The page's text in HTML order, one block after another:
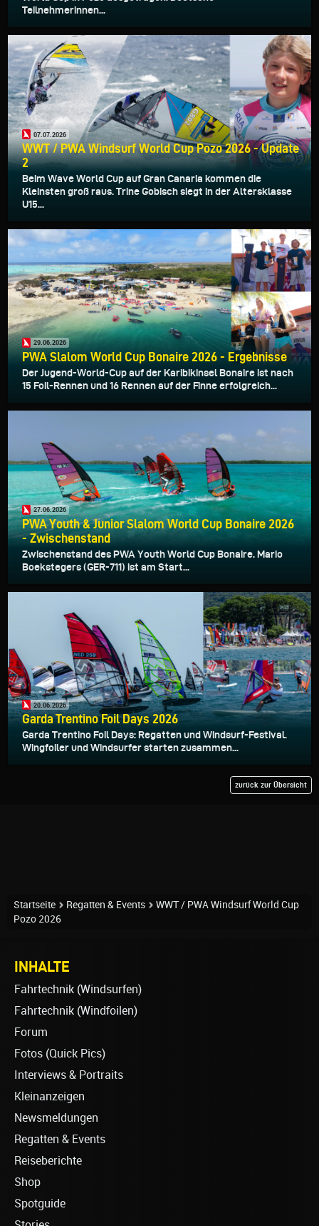
Teilnehmerinnen...
07.07.2026
WWT / PWA Windsurf World Cup Pozo 2026 - Update
2
Beim Wave World Cup auf Gran Canaria kommen die
Kleinsten groß raus. Trine Gobisch siegt in der Altersklasse
U15...
29.06.2026
PWA Slalom World Cup Bonaire 2026 - Ergebnisse
Der Jugend-World-Cup auf der Karibikinsel Bonaire ist nach
15 Foil-Rennen und 16 Rennen auf der Finne erfolgreich...
27.06.2026
PWA Youth & Junior Slalom World Cup Bonaire 2026
- Zwischenstand
Zwischenstand des PWA Youth World Cup Bonaire. Mario
Boekstegers (GER-711) ist am Start...
20.06.2026
Garda Trentino Foil Days 2026
Garda Trentino Foil Days: Regatten und Windsurf-Festival.
Wingfoiler und Windsurfer starten zusammen...
zurück zur Übersicht
Startseite Regatten & Events
WWT / PWA Windsurf World Cup
Pozo 2026
INHALTE
Fahrtechnik (Windsurfen)
Fahrtechnik (Windfoilen)
Forum
Fotos (Quick Pics)
Interviews & Portraits
Kleinanzeigen
Newsmeldungen
Regatten & Events
Reiseberichte
Shop
Spotguide